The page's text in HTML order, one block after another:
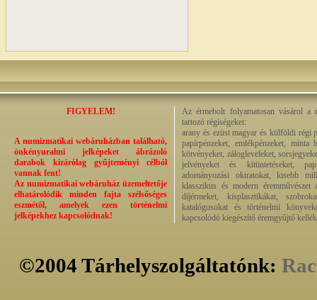
FIGYELEM!
A numizmatikai webáruházban található,
önkényuralmi jelképeket ábrázoló
darabok kizárólag gyűjteményi célból
vannak fent!
Az numizmatikai webáruház üzemeltetője
elhatárolódik minden fajta szélsőséges
eszmétől, amelyek ezen történelmi
jelképekhez kapcsolódnak!
Az érmebolt folyamatosan vásárol a
tartozó régiségeket:
arany és ezüst magyar és külföldi régi
papírpénzeket, emlékpénzeket, minta
kötvényeket, zálogleveleket,
jelvényeket és kitüntetéseket,
adományozási okiratokat, kisebb
klasszikus és modern éremművészet
díjérmeket, kisplasztikákat,
katalógusokat és történelmi
kapcsolódó kiegészítő éremgyűjtő
©2004 Tárhelyszolgáltatónk: